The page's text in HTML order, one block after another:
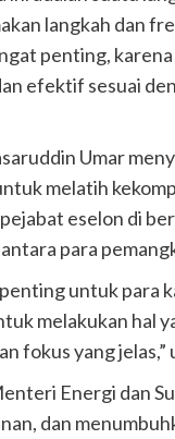
langkah dan
penting,
efektif sesuai
Umar
melatih
eselon di
para
untuk para
melakukan hal
fokus yang jelas,”
Energi dan
dan